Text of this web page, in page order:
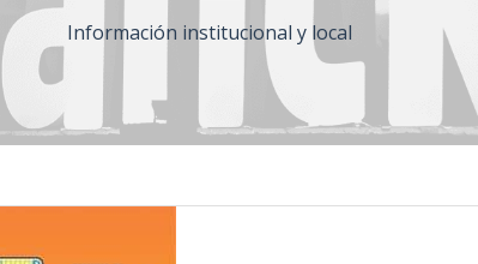
Información institucional y local